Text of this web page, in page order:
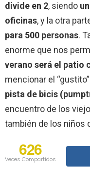
divide en 2, siendo
oficinas, y la otra
para 500 personas.
enorme que nos
verano será el patio
mencionar el
pista de bicis
encuentro de los
también de los niños
626
Veces Compartidos